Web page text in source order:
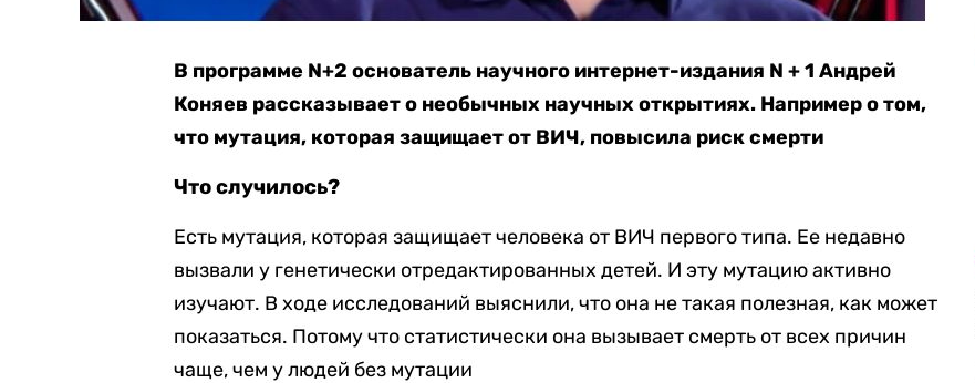
В программе N+2 основатель научного интернет-издания N + 1 Андрей
Коняев рассказывает о необычных научных открытиях. Например о том,
что мутация, которая защищает от ВИЧ, повысила риск смерти
Что случилось?
Есть мутация, которая защищает человека от ВИЧ первого типа. Ее недавно
вызвали у генетически отредактированных детей. И эту мутацию активно
изучают. В ходе исследований выяснили, что она не такая полезная, как может
показаться. Потому что статистически она вызывает смерть от всех причин
чаще, чем у людей без мутации